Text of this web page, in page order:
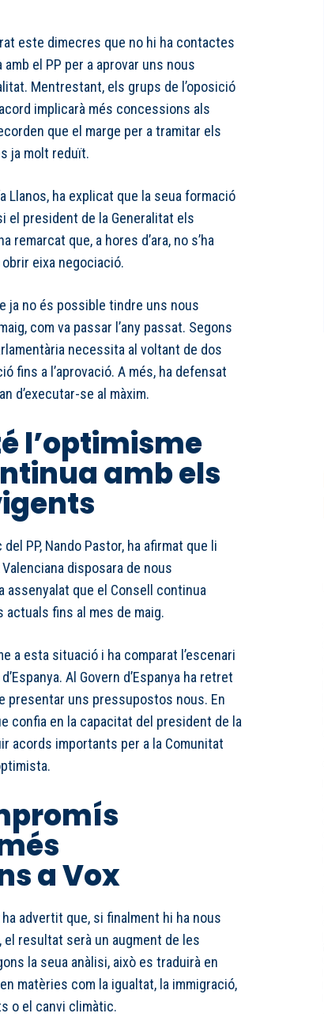
este dimecres que no hi ha contactes
el PP per a aprovar uns nous
Mentrestant, els grups de l’oposició
implicarà més concessions als
que el marge per a tramitar els
ja molt reduït.
Llanos, ha explicat que la seua formació
el president de la Generalitat els
remarcat que, a hores d’ara, no s’ha
eixa negociació.
ja no és possible tindre uns nous
com va passar l’any passat. Segons
necessita al voltant de dos
fins a l’aprovació. A més, ha defensat
d’executar-se al màxim.
l’optimisme
amb els
PP, Nando Pastor, ha afirmat que li
disposara de nous
assenyalat que el Consell continua
fins al mes de maig.
a esta situació i ha comparat l’escenari
Al Govern d’Espanya ha retret
presentar uns pressupostos nous. En
confia en la capacitat del president de la
acords importants per a la Comunitat
a Vox
advertit que, si finalment hi ha nous
resultat serà un augment de les
la seua anàlisi, això es traduirà en
matèries com la igualtat, la immigració,
o el canvi climàtic.